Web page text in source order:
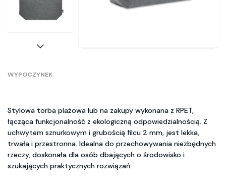
WYPOCZYNEK
Stylowa torba plażowa lub na zakupy wykonana z RPET,
łącząca funkcjonalność z ekologiczną odpowiedzialnością. Z
uchwytem sznurkowym i grubością filcu 2 mm, jest lekka,
trwała i przestronna. Idealna do przechowywania niezbędnych
rzeczy, doskonała dla osób dbających o środowisko i
szukających praktycznych rozwiązań.